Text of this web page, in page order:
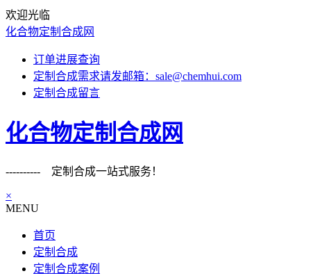
欢迎光临
化合物定制合成网
订单进展查询
定制合成需求请发邮箱：sale@chemhui.com
定制合成留言
化合物定制合成网
---------- 定制合成一站式服务！
×
MENU
首页
定制合成
定制合成案例